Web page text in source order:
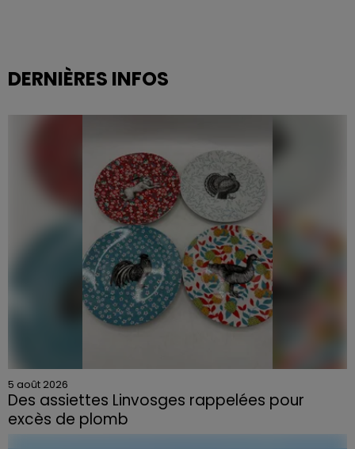
DERNIÈRES INFOS
5 août 2026
Des assiettes Linvosges rappelées pour
excès de plomb
Du plomb a été détecté dans deux assiettes en